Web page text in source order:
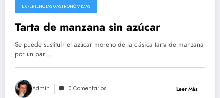
EXPERIENCIAS GASTRONÓMICAS
Tarta de manzana sin azúcar
Se puede sustituir el azúcar moreno de la clásica tarta de manzana
por un par…
Admin 0 Comentarios Leer Más